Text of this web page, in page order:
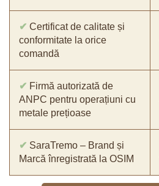
✔ Certificat de calitate și
conformitate la orice
comandă
✔ Firmă autorizată de
ANPC pentru operațiuni cu
metale prețioase
✔ SaraTremo – Brand și
Marcă înregistrată la OSIM